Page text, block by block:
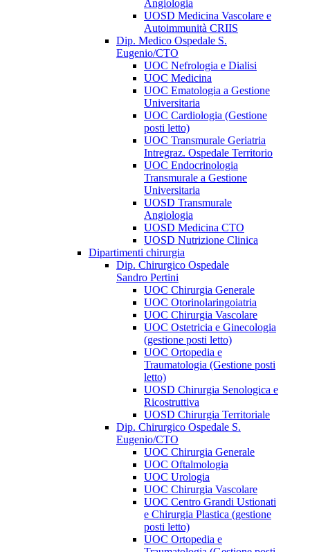
Angiologia
UOSD Medicina Vascolare e
Autoimmunità CRIIS
Dip. Medico Ospedale S.
Eugenio/CTO
UOC Nefrologia e Dialisi
UOC Medicina
UOC Ematologia a Gestione
Universitaria
UOC Cardiologia (Gestione
posti letto)
UOC Transmurale Geriatria
Intregraz. Ospedale Territorio
UOC Endocrinologia
Transmurale a Gestione
Universitaria
UOSD Transmurale
Angiologia
UOSD Medicina CTO
UOSD Nutrizione Clinica
Dipartimenti chirurgia
Dip. Chirurgico Ospedale
Sandro Pertini
UOC Chirurgia Generale
UOC Otorinolaringoiatria
UOC Chirurgia Vascolare
UOC Ostetricia e Ginecologia
(gestione posti letto)
UOC Ortopedia e
Traumatologia (Gestione posti
letto)
UOSD Chirurgia Senologica e
Ricostruttiva
UOSD Chirurgia Territoriale
Dip. Chirurgico Ospedale S.
Eugenio/CTO
UOC Chirurgia Generale
UOC Oftalmologia
UOC Urologia
UOC Chirurgia Vascolare
UOC Centro Grandi Ustionati
e Chirurgia Plastica (gestione
posti letto)
UOC Ortopedia e